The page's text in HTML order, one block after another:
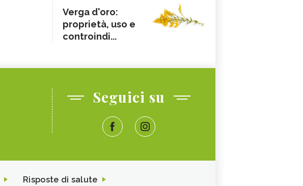
Verga d'oro:
proprietà, uso e
controindi...
Seguici su
Risposte di salute